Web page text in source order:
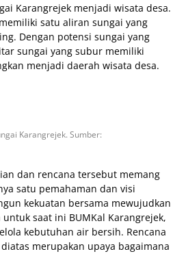
Karangrejek menjadi wisata desa.
satu aliran sungai yang
Dengan potensi sungai yang
sungai yang subur memiliki
menjadi daerah wisata desa.
Karangrejek. Sumber:
dan rencana tersebut memang
satu pemahaman dan visi
kekuatan bersama mewujudkan
saat ini BUMKal Karangrejek,
kebutuhan air bersih. Rencana
merupakan upaya bagaimana